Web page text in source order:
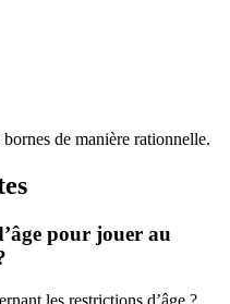
de manière rationnelle.
pour jouer au
les restrictions d’âge ?